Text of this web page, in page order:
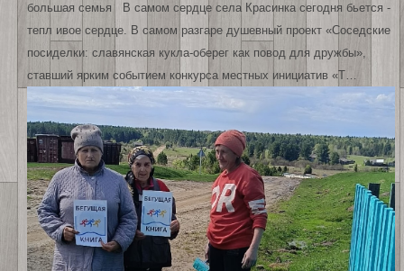
большая семья В самом сердце села Красинка сегодня бьется -
тепл ивое сердце. В самом разгаре душевный проект «Соседские
посиделки: славянская кукла-оберег как повод для дружбы»,
ставший ярким событием конкурса местных инициатив «Т…